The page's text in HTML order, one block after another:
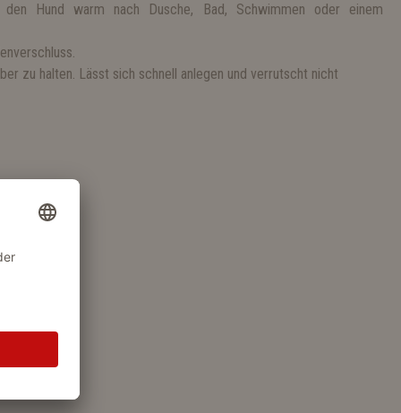
Hund warm nach Dusche, Bad, Schwimmen oder einem
zu halten. Lässt sich schnell anlegen und verrutscht nicht